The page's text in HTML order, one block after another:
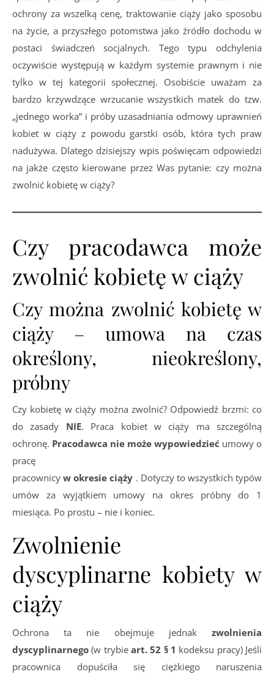
ochrony za wszelką cenę, traktowanie ciąży jako sposobu
na życie, a przyszłego potomstwa jako źródło dochodu w
postaci świadczeń socjalnych. Tego typu odchylenia
oczywiście występują w każdym systemie prawnym i nie
tylko w tej kategorii społecznej. Osobiście uważam za
bardzo krzywdzące wrzucanie wszystkich matek do tzw.
„jednego worka” i próby uzasadniania odmowy uprawnień
kobiet w ciąży z powodu garstki osób, która tych praw
nadużywa. Dlatego dzisiejszy wpis poświęcam odpowiedzi
na jakże często kierowane przez Was pytanie: czy można
zwolnić kobietę w ciąży?
Czy pracodawca może
zwolnić kobietę w ciąży
Czy można zwolnić kobietę w
ciąży – umowa na czas
określony, nieokreślony,
próbny
Czy kobietę w ciąży można zwolnić? Odpowiedź brzmi: co
do zasady NIE. Praca kobiet w ciąży ma szczególną
ochronę. Pracodawca nie może wypowiedzieć umowy o
pracę
pracownicyw okresie ciąży . Dotyczy to wszystkich typów
umów za wyjątkiem umowy na okres próbny do 1
miesiąca. Po prostu – nie i koniec.
Zwolnienie
dyscyplinarne kobiety w
ciąży
Ochrona ta nie obejmuje jednak zwolnienia
dyscyplinarnego (w trybie art. 52 § 1 kodeksu pracy) Jeśli
pracownica dopuściła się ciężkiego naruszenia